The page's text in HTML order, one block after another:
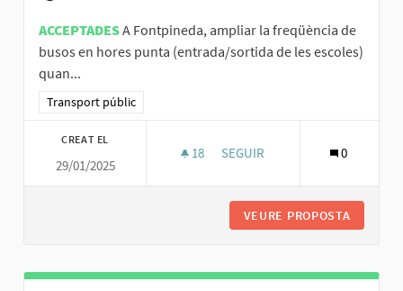
ACCEPTADESA Fontpineda, ampliar la freqüència de
busos en hores punta (entrada/sortida de les escoles)
quan...
Resultats al filtrar per la categoria: Transport públic
Transport públic
CREAT EL
29/01/2025
18 18 SEGUIDORES
SEGUIR 0
VEURE PROPOSTA